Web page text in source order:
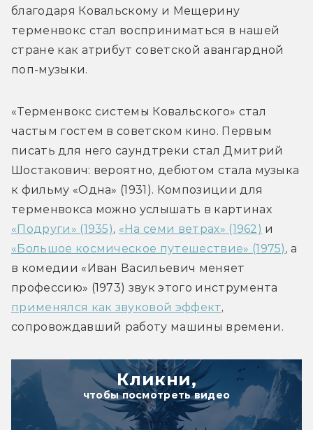
благодаря Ковальскому и Мещерину
терменвокс стал восприниматься в нашей
стране как атрибут советской авангардной
поп-музыки.
«Терменвокс системы Ковальского» стал
частым гостем в советском кино. Первым
писать для него саундтреки стал Дмитрий
Шостакович: вероятно, дебютом стала музыка
к фильму «Одна» (1931). Композиции для
терменвокса можно услышать в картинах
«Подруги» (1935), «На семи ветрах» (1962)
«Большое космическое путешествие» (1975) , а
в комедии «Иван Васильевич меняет
применялся как звуковой эффект,
сопровождавший работу машины времени.
Кликни,
чтобы посмотреть видео